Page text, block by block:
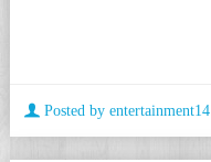
Posted by entertainment14